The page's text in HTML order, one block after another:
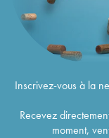
Inscrivez-vous à la
Recevez
moment,